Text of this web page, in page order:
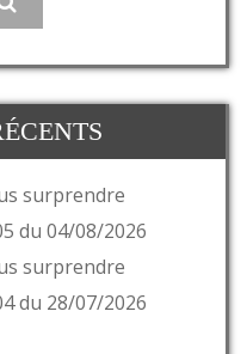
surprendre
du 04/08/2026
surprendre
du 28/07/2026